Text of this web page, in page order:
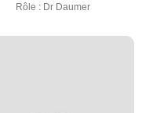
Rôle : Dr Daumer